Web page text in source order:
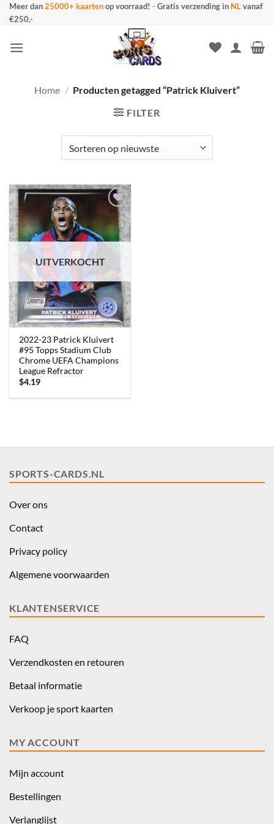
Ga
naar
Meer dan25000+ kaartenop voorraad! - Gratis verzending in NLvanaf
€250,-
Home / Producten getagged “Patrick Kluivert”
FILTER
UITVERKOCHT
2022-23 Patrick Kluivert
#95 Topps Stadium Club
Chrome UEFA Champions
League Refractor
$4.19
SPORTS-CARDS.NL
Over ons
Contact
Privacy policy
Algemene voorwaarden
KLANTENSERVICE
FAQ
Verzendkosten en retouren
Betaal informatie
Verkoop je sport kaarten
MY ACCOUNT
Mijn account
Bestellingen
Verlanglijst